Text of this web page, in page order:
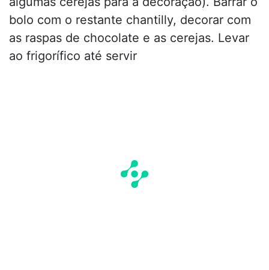
bolo com o restante chantilly, decorar com
as raspas de chocolate e as cerejas. Levar
ao frigorífico até servir